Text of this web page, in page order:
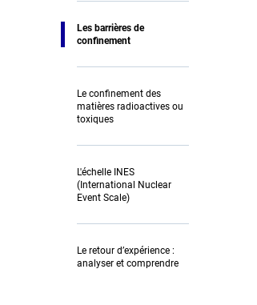
Les barrières de
confinement
Le confinement des
matières radioactives ou
toxiques
L'échelle INES
(International Nuclear
Event Scale)
Le retour d’expérience :
analyser et comprendre